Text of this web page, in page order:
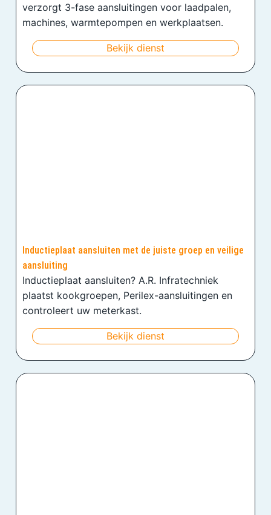
verzorgt 3-fase aansluitingen voor laadpalen,
machines, warmtepompen en werkplaatsen.
Bekijk dienst
Inductieplaat aansluiten met de juiste groep en veilige
aansluiting
Inductieplaat aansluiten? A.R. Infratechniek
plaatst kookgroepen, Perilex-aansluitingen en
controleert uw meterkast.
Bekijk dienst